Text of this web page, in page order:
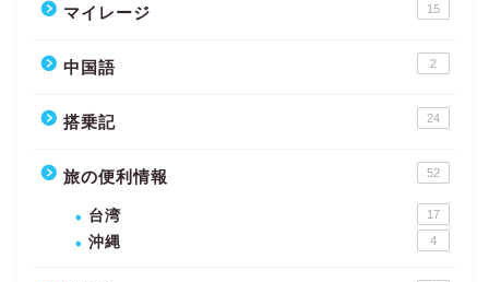
マイレージ 15
中国語 2
搭乗記 24
旅の便利情報 52
台湾 17
沖縄 4